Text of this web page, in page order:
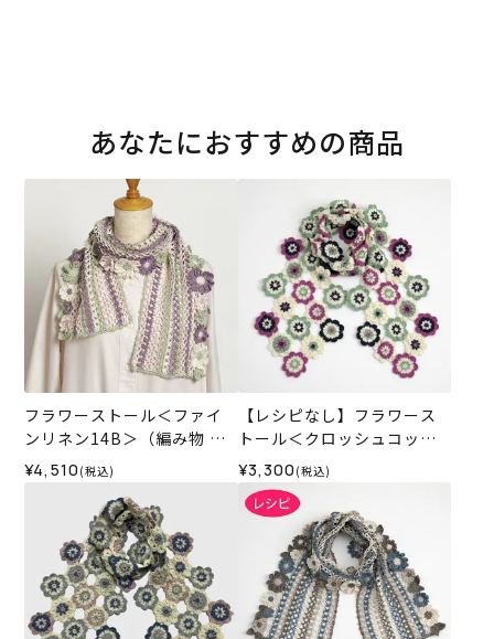
あなたにおすすめの商品
フラワーストール＜ファイ
ンリネン14B＞（編み物 材
料セット）
¥4,510 (税込)
【レシピなし】フラワース
トール＜クロッシュコット
ン01A＞（編み物 材料セッ
ト）
¥3,300 (税込)